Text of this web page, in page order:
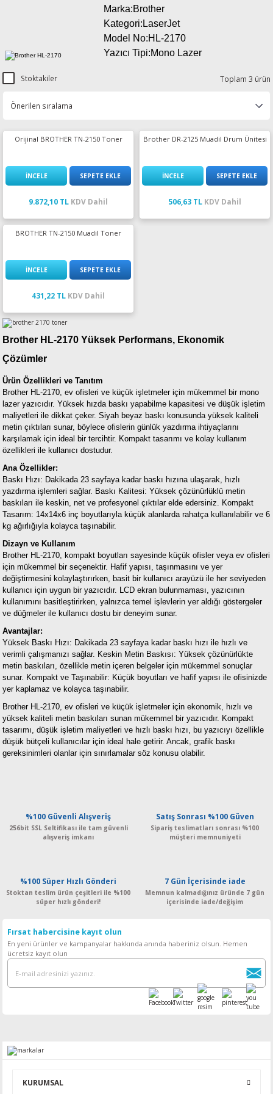
Marka:Brother
Kategori:LaserJet
Model No:HL-2170
Yazıcı Tipi:Mono Lazer
Stoktakiler Toplam 3 ürün
Orijinal BROTHER TN-2150 Toner
İNCELE SEPETE EKLE
9.872,10 TL KDV Dahil
Brother DR-2125 Muadil Drum Ünitesi
İNCELE SEPETE EKLE
506,63 TL KDV Dahil
BROTHER TN-2150 Muadil Toner
İNCELE SEPETE EKLE
431,22 TL KDV Dahil
Brother HL-2170 Yüksek Performans, Ekonomik
Çözümler
Ürün Özellikleri ve Tanıtım
Brother HL-2170, ev ofisleri ve küçük işletmeler için mükemmel bir mono
lazer yazıcıdır. Yüksek hızda baskı yapabilme kapasitesi ve düşük işletim
maliyetleri ile dikkat çeker. Siyah beyaz baskı konusunda yüksek kaliteli
metin çıktıları sunar, böylece ofislerin günlük yazdırma ihtiyaçlarını
karşılamak için ideal bir tercihtir. Kompakt tasarımı ve kolay kullanım
özellikleri ile kullanıcı dostudur.
Ana Özellikler:
Baskı Hızı: Dakikada 23 sayfaya kadar baskı hızına ulaşarak, hızlı
yazdırma işlemleri sağlar. Baskı Kalitesi: Yüksek çözünürlüklü metin
baskıları ile keskin, net ve profesyonel çıktılar elde edersiniz. Kompakt
Tasarım: 14x14x6 inç boyutlarıyla küçük alanlarda rahatça kullanılabilir ve 6
kg ağırlığıyla kolayca taşınabilir.
Dizayn ve Kullanım
Brother HL-2170, kompakt boyutları sayesinde küçük ofisler veya ev ofisleri
için mükemmel bir seçenektir. Hafif yapısı, taşınmasını ve yer
değiştirmesini kolaylaştırırken, basit bir kullanıcı arayüzü ile her seviyeden
kullanıcı için uygun bir yazıcıdır. LCD ekran bulunmaması, yazıcının
kullanımını basitleştirirken, yalnızca temel işlevlerin yer aldığı göstergeler
ve düğmeler ile kullanıcı dostu bir deneyim sunar.
Avantajlar:
Yüksek Baskı Hızı: Dakikada 23 sayfaya kadar baskı hızı ile hızlı ve
verimli çalışmanızı sağlar. Keskin Metin Baskısı: Yüksek çözünürlükte
metin baskıları, özellikle metin içeren belgeler için mükemmel sonuçlar
sunar. Kompakt ve Taşınabilir: Küçük boyutları ve hafif yapısı ile ofisinizde
yer kaplamaz ve kolayca taşınabilir.
Brother HL-2170, ev ofisleri ve küçük işletmeler için ekonomik, hızlı ve
yüksek kaliteli metin baskıları sunan mükemmel bir yazıcıdır. Kompakt
tasarımı, düşük işletim maliyetleri ve hızlı baskı hızı, bu yazıcıyı özellikle
düşük bütçeli kullanıcılar için ideal hale getirir. Ancak, grafik baskı
gereksinimleri olanlar için sınırlamalar söz konusu olabilir.
%100 Güvenli Alışveriş
256bit SSL Seltifikası ile tam güvenli
alışveriş imkanı
Satış Sonrası %100 Güven
Sipariş teslimatları sonrası %100
müşteri memnuniyeti
%100 Süper Hızlı Gönderi
Stoktan teslim ürün çeşitleri ile %100
süper hızlı gönderi!
7 Gün İçerisinde iade
Memnun kalmadığınız üründe 7 gün
içerisinde iade/değişim
Fırsat habercisine kayıt olun
En yeni ürünler ve kampanyalar hakkında anında haberiniz olsun. Hemen
ücretsiz kayıt olun
KURUMSAL